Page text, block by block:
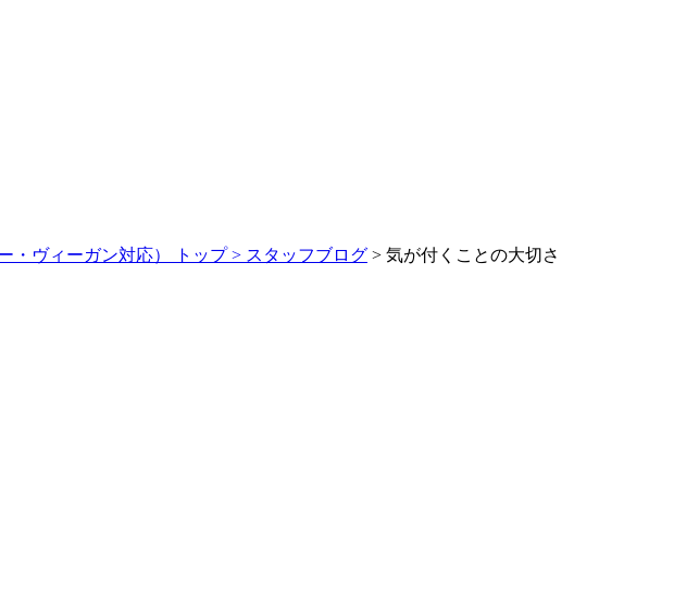
・ヴィーガン対応） トップ > スタッフブログ > 気が付くことの大切さ